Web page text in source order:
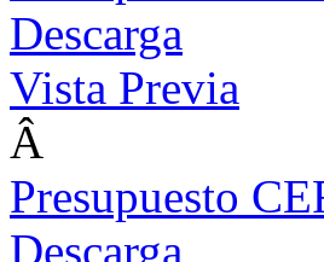
Descarga
Vista Previa
Â
Presupuesto
Descarga